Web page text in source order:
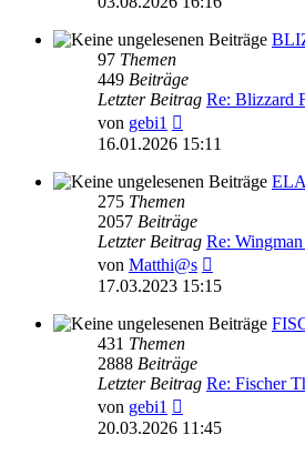
97 Themen
449 Beiträge
Letzter Beitrag Re: Blizzard
von gebi1
Beitrag
16.01.2026 15:11
275 Themen
2057 Beiträge
Letzter Beitrag Re:
von Matthi@s
Beitrag
17.03.2023 15:15
431 Themen
2888 Beiträge
Letzter Beitrag Re: Fischer
von gebi1
Beitrag
20.03.2026 11:45